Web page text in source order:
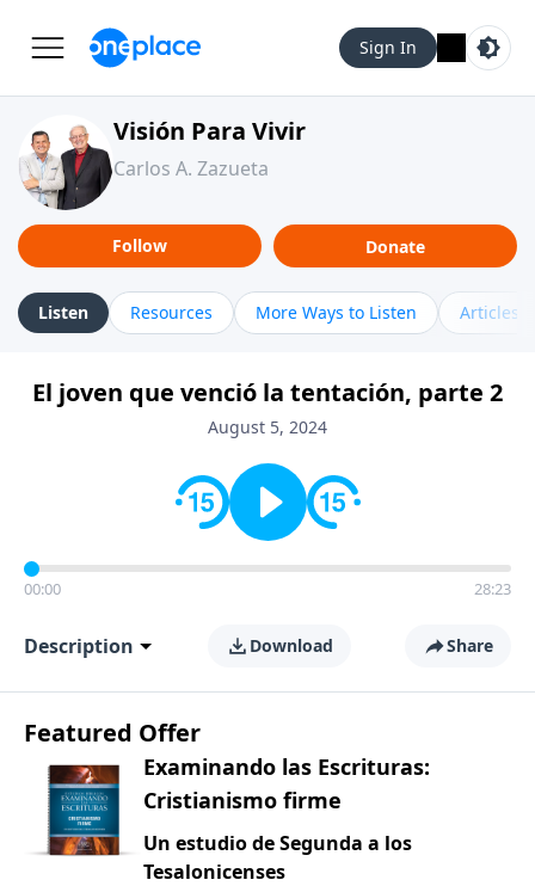
Sign In
Visión Para Vivir
Carlos A. Zazueta
Follow Donate
Listen Resources More Ways to Listen Articles
El joven que venció la tentación, parte 2
August 5, 2024
00:00 28:23
Description Download Share
Featured Offer
Examinando las Escrituras:
Cristianismo firme
Un estudio de Segunda a los
Tesalonicenses